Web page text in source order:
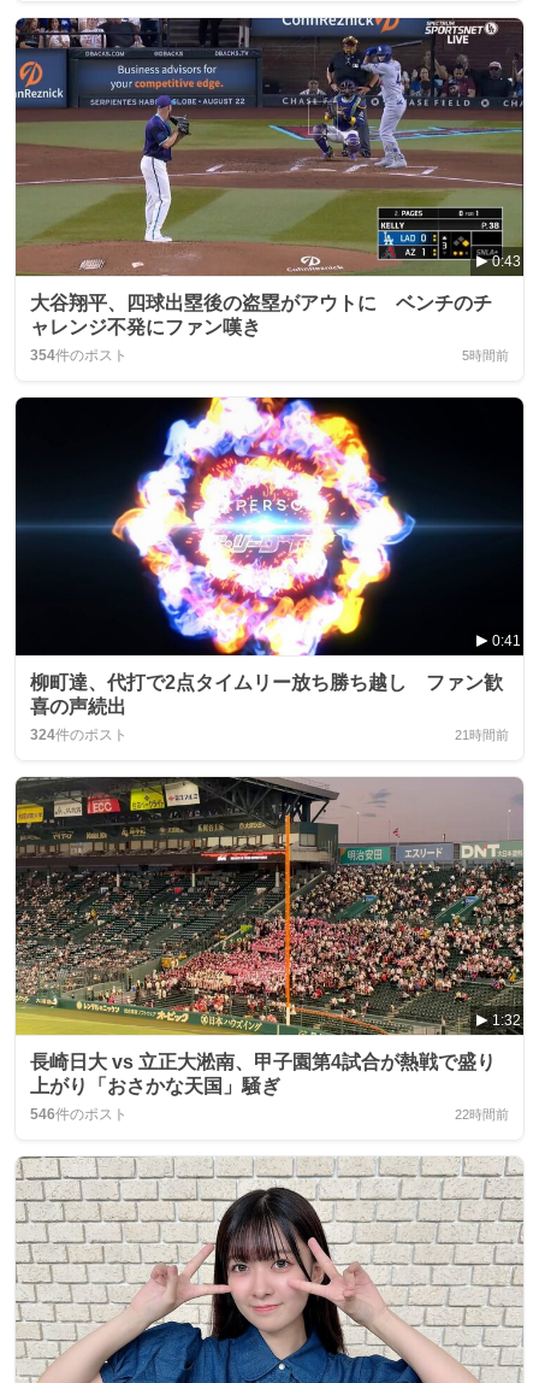
0:43
大谷翔平、四球出塁後の盗塁がアウトに ベンチのチ
ャレンジ不発にファン嘆き
354件のポスト 5時間前
0:41
柳町達、代打で2点タイムリー放ち勝ち越し ファン歓
喜の声続出
324件のポスト 21時間前
1:32
長崎日大 vs 立正大淞南、甲子園第4試合が熱戦で盛り
上がり「おさかな天国」騒ぎ
546件のポスト 22時間前